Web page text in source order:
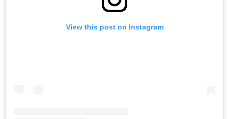
View this post on Instagram